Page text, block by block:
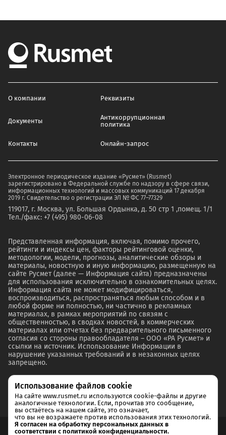
О компании Реквизиты
Документы
Антикоррупционная
политика
Контакты Онлайн-запрос
Электронное периодическое издание «Русмет» (Rusmet)
зарегистрировано в Федеральной службе по надзору в сфере связи,
информационных технологий и массовых коммуникаций 17 декабря
2019 г. Свидетельство о регистрации ЭЛ № ФС 77–77329
119017, г. Москва, ул. Большая Ордынка, д. 50 стр 1 ,помещ. 1/1
Тел./факс: +7 (495) 980-06-08
Представленная информация, включая, помимо прочего,
рейтинги и индексы цен, факторы рейтинговой оценки,
методологии, модели, прогнозы, аналитические обзоры и
материалы, новостную и иную информацию, размещенную на
сайте Русмет (далее — Информация сайта) предназначены
для использования исключительно в ознакомительных целях.
Информация сайта не может модифицироваться,
воспроизводиться, распространяться любым способом и в
любой форме ни полностью, ни частично в рекламных
материалах, в рамках мероприятий по связям с
общественностью, в сводках новостей, в коммерческих
материалах или отчетах без предварительного письменного
согласия со стороны правообладателя – ООО «РА Русмет» и
ссылки на источник. Использование Информации в
нарушение указанных требований и в незаконных целях
запрещено.
Согласие на обработку и хранение персональных данных
Использование файлов cookie
На сайте www.rusmet.ru используются cookie-файлы и другие
аналогичные технологии. Если, прочитав это сообщение,
вы остаётесь на нашем сайте, это означает,
что вы не возражаете против использования этих технологий.
Я согласен на обработку персональных данных в
соответствии с политикой конфиденциальности.